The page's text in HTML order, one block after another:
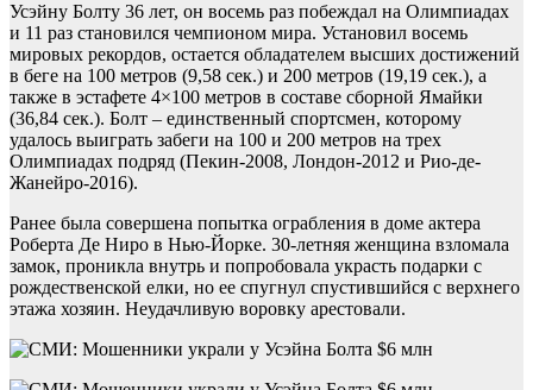
Усэйну Болту 36 лет, он восемь раз побеждал на Олимпиадах
и 11 раз становился чемпионом мира. Установил восемь
мировых рекордов, остается обладателем высших достижений
в беге на 100 метров (9,58 сек.) и 200 метров (19,19 сек.), а
также в эстафете 4×100 метров в составе сборной Ямайки
(36,84 сек.). Болт – единственный спортсмен, которому
удалось выиграть забеги на 100 и 200 метров на трех
Олимпиадах подряд (Пекин-2008, Лондон-2012 и Рио-де-
Жанейро-2016).
Ранее была совершена попытка ограбления в доме актера
Роберта Де Ниро в Нью-Йорке. 30-летняя женщина взломала
замок, проникла внутрь и попробовала украсть подарки с
рождественской елки, но ее спугнул спустившийся с верхнего
этажа хозяин. Неудачливую воровку арестовали.